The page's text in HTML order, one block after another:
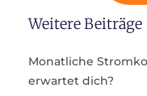
Weitere Beiträge
Monatliche
erwartet dich?